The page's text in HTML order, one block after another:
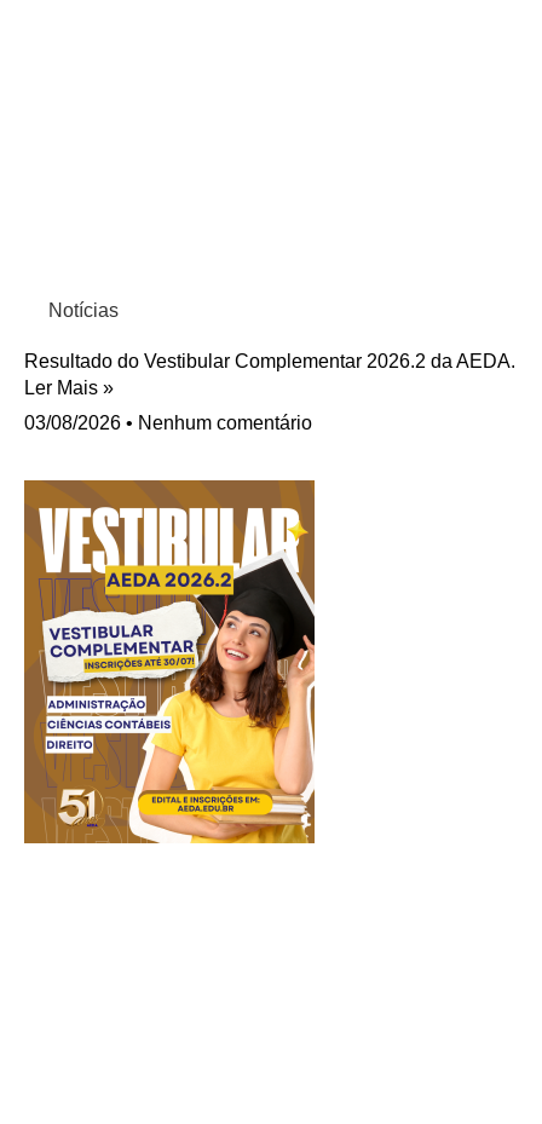
Notícias
Resultado do Vestibular Complementar 2026.2 da AEDA.
Ler Mais »
03/08/2026
Nenhum comentário